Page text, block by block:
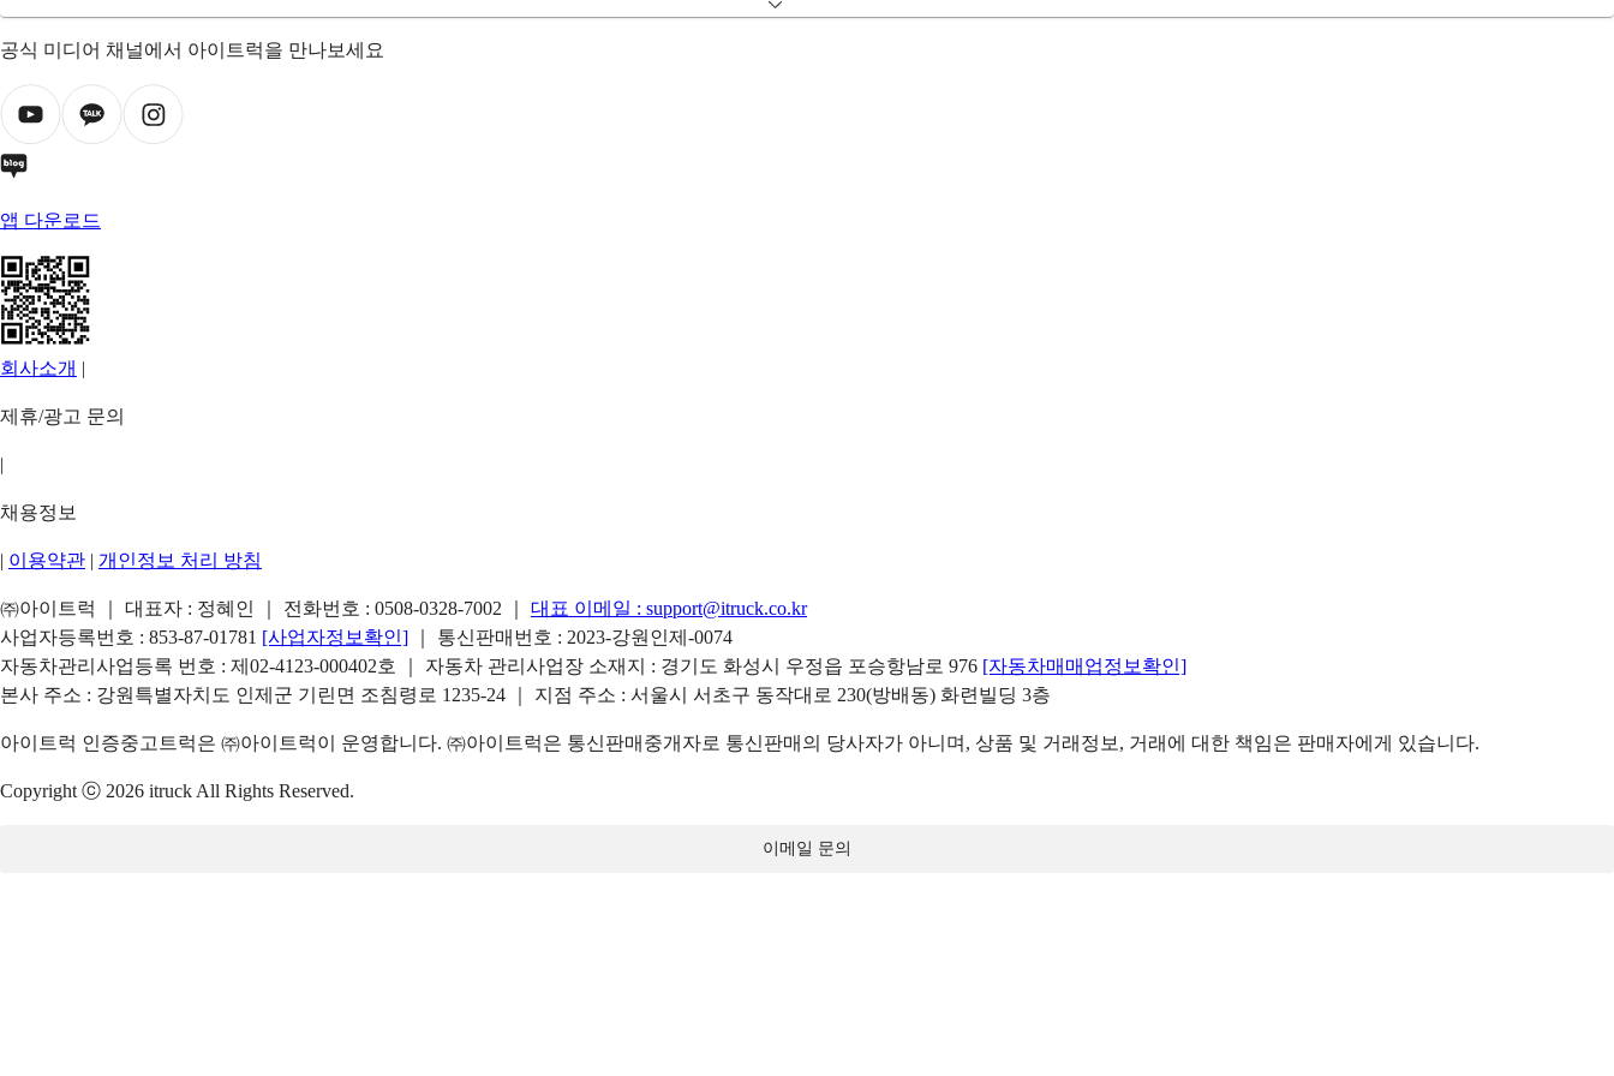
공식 미디어 채널에서 아이트럭을 만나보세요
앱 다운로드
회사소개 |
제휴/광고 문의
|
채용정보
| 이용약관 | 개인정보 처리 방침
㈜아이트럭 ｜ 대표자 : 정혜인 ｜ 전화번호 : 0508-0328-7002 대표 이메일 : support@itruck.co.kr
사업자등록번호 : 853-87-01781 [사업자정보확인]
｜ 통신판매번호 : 2023-강원인제-0074
자동차관리사업등록 번호 : 제02-4123-000402호 ｜ 자동차 관리사업장 소재지 : 경기도 화성시 우정읍 포승항남로 976 [자동차매매업정보확인]
본사 주소 : 강원특별자치도 인제군 기린면 조침령로 1235-24 ｜ 지점 주소 : 서울시 서초구 동작대로 230(방배동) 화련빌딩 3층
아이트럭 인증중고트럭은 ㈜아이트럭이 운영합니다. ㈜아이트럭은 통신판매중개자로 통신판매의 당사자가 아니며, 상품 및 거래정보, 거래에 대한 책임은 판매자에게 있습니다.
Copyright ⓒ 2026 itruck All Rights Reserved.
이메일 문의